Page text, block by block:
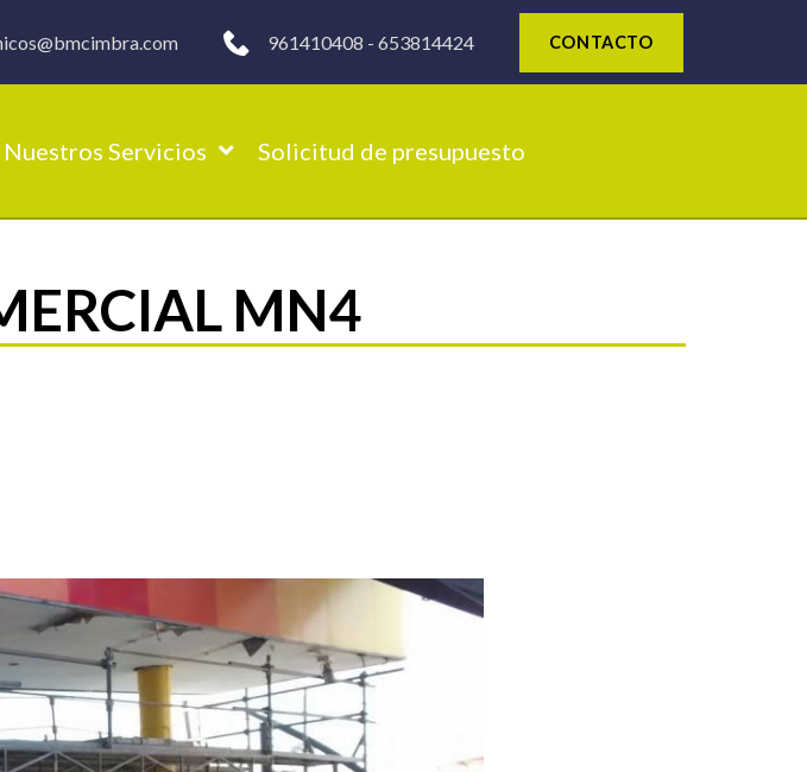
961410408 - 653814424 CONTACTO
Nuestros Servicios Solicitud de presupuesto
MN4